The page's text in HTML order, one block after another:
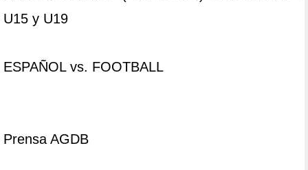
U15 y U19
ESPAÑOL vs. FOOTBALL
Prensa AGDB